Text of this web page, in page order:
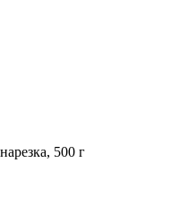
500 г